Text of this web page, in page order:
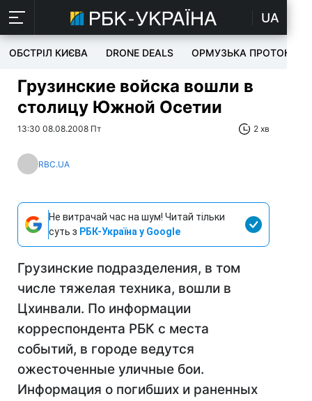
UA
ОБСТРІЛ КИЄВА DRONE DEALS ОРМУЗЬКА ПРОТОКА
Грузинские войска вошли в
столицу Южной Осетии
13:30 08.08.2008 Пт 2 хв
RBC.UA
Не витрачай час на шум! Читай тільки
суть з РБК-Україна у Google
Грузинские подразделения, в том
числе тяжелая техника, вошли в
Цхинвали. По информации
корреспондента РБК с места
событий, в городе ведутся
ожесточенные уличные бои.
Информация о погибших и раненных